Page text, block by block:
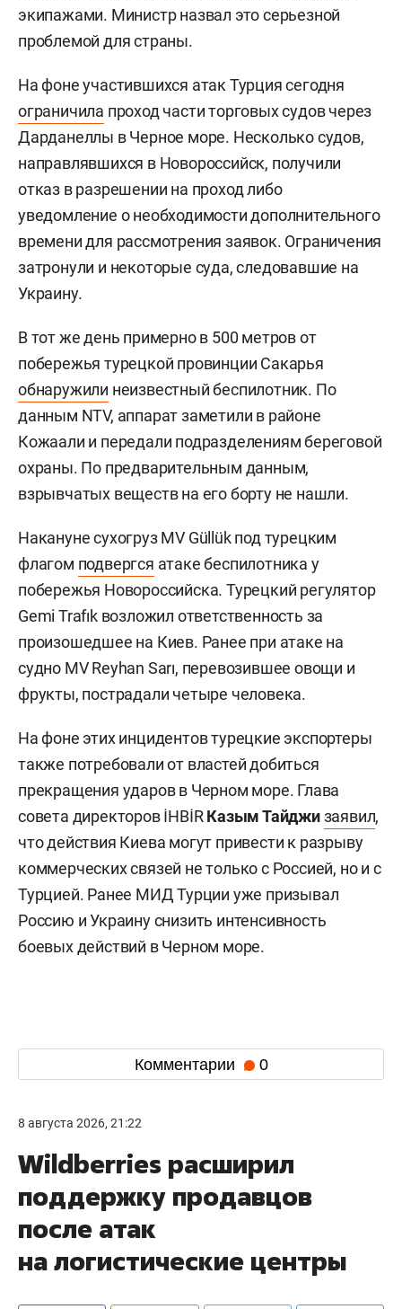
экипажами. Министр назвал это серьезной
проблемой для страны.
На фоне участившихся атак Турция сегодня
ограничила проход части торговых судов через
Дарданеллы в Черное море. Несколько судов,
направлявшихся в Новороссийск, получили
отказ в разрешении на проход либо
уведомление о необходимости дополнительного
времени для рассмотрения заявок. Ограничения
затронули и некоторые суда, следовавшие на
Украину.
В тот же день примерно в 500 метров от
побережья турецкой провинции Сакарья
обнаружили неизвестный беспилотник. По
данным NTV, аппарат заметили в районе
Кожаали и передали подразделениям береговой
охраны. По предварительным данным,
взрывчатых веществ на его борту не нашли.
Накануне сухогруз MV Güllük под турецким
флагом подвергся атаке беспилотника у
побережья Новороссийска. Турецкий регулятор
Gemi Trafık возложил ответственность за
произошедшее на Киев. Ранее при атаке на
судно MV Reyhan Sarı, перевозившее овощи и
фрукты, пострадали четыре человека.
На фоне этих инцидентов турецкие экспортеры
также потребовали от властей добиться
прекращения ударов в Черном море. Глава
совета директоров İHBİRКазым Тайджизаявил,
что действия Киева могут привести к разрыву
коммерческих связей не только с Россией, но и с
Турцией. Ранее МИД Турции уже призывал
Россию и Украину снизить интенсивность
боевых действий в Черном море.
Комментарии 0
8 августа 2026, 21:22
Wildberries расширил
поддержку продавцов
после атак
на логистические центры